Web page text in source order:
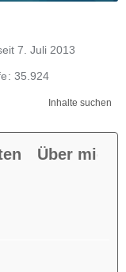
7. Juli 2013
35.924
Inhalte suchen
Über mich